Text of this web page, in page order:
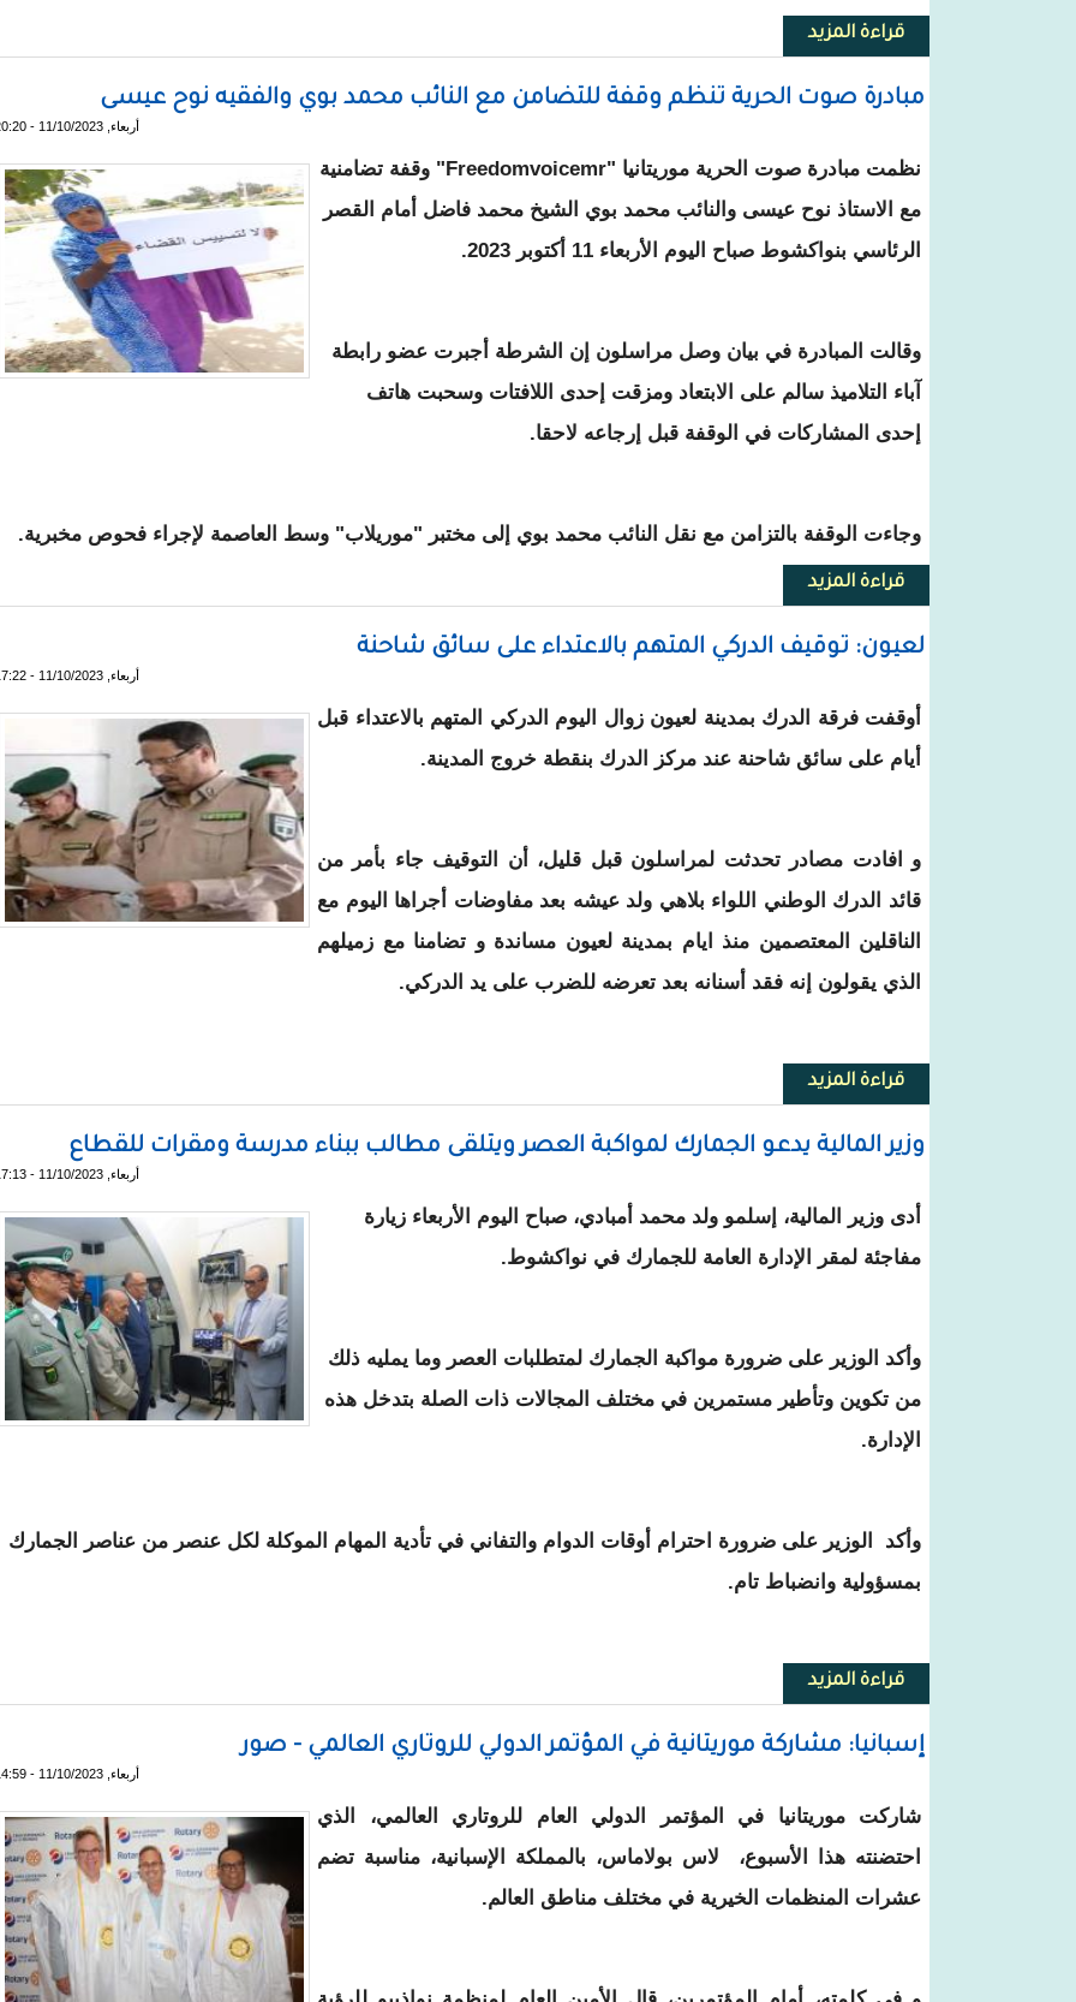
قراءة المزيدحول طقس: توقع هطول أمطار جنوب كوركل و كيدي ماغه
مبادرة صوت الحرية تنظم وقفة للتضامن مع النائب محمد بوي والفقيه نوح عيسى
أربعاء, 11/10/2023 - 20:20
نظمت مبادرة صوت الحرية موريتانيا "Freedomvoicemr" وقفة تضامنية
مع الاستاذ نوح عيسى والنائب محمد بوي الشيخ محمد فاضل أمام القصر
الرئاسي بنواكشوط صباح اليوم الأربعاء 11 أكتوبر 2023.
وقالت المبادرة في بيان وصل مراسلون إن الشرطة أجبرت عضو رابطة
آباء التلاميذ سالم على الابتعاد ومزقت إحدى اللافتات وسحبت هاتف
إحدى المشاركات في الوقفة قبل إرجاعه لاحقا.
وجاءت الوقفة بالتزامن مع نقل النائب محمد بوي إلى مختبر "موريلاب" وسط العاصمة لإجراء فحوص مخبرية.
قراءة المزيدحول مبادرة صوت الحرية تنظم وقفة للتضامن مع النائب محمد بوي والفقيه نوح عيسى
لعيون: توقيف الدركي المتهم بالاعتداء على سائق شاحنة
أربعاء, 11/10/2023 - 17:22
أوقفت فرقة الدرك بمدينة لعيون زوال اليوم الدركي المتهم بالاعتداء قبل
أيام على سائق شاحنة عند مركز الدرك بنقطة خروج المدينة.
و افادت مصادر تحدثت لمراسلون قبل قليل، أن التوقيف جاء بأمر من
قائد الدرك الوطني اللواء بلاهي ولد عيشه بعد مفاوضات أجراها اليوم مع
الناقلين المعتصمين منذ ايام بمدينة لعيون مساندة و تضامنا مع زميلهم
الذي يقولون إنه فقد أسنانه بعد تعرضه للضرب على يد الدركي.
قراءة المزيدحول لعيون: توقيف الدركي المتهم بالاعتداء على سائق شاحنة
وزير المالية يدعو الجمارك لمواكبة العصر ويتلقى مطالب ببناء مدرسة ومقرات للقطاع
أربعاء, 11/10/2023 - 17:13
أدى وزير المالية، إسلمو ولد محمد أمبادي، صباح اليوم الأربعاء زيارة
مفاجئة لمقر الإدارة العامة للجمارك في نواكشوط.
وأكد الوزير على ضرورة مواكبة الجمارك لمتطلبات العصر وما يمليه ذلك
من تكوين وتأطير مستمرين في مختلف المجالات ذات الصلة بتدخل هذه
الإدارة.
وأكد الوزير على ضرورة احترام أوقات الدوام والتفاني في تأدية المهام الموكلة لكل عنصر من عناصر الجمارك
بمسؤولية وانضباط تام.
قراءة المزيدحول وزير المالية يدعو الجمارك لمواكبة العصر ويتلقى مطالب ببناء مدرسة ومقرات للقطاع
إسبانيا: مشاركة موريتانية في المؤتمر الدولي للروتاري العالمي - صور
أربعاء, 11/10/2023 - 14:59
شاركت موريتانيا في المؤتمر الدولي العام للروتاري العالمي، الذي
احتضنته هذا الأسبوع، لاس بولاماس، بالمملكة الإسبانية، مناسبة تضم
عشرات المنظمات الخيرية في مختلف مناطق العالم.